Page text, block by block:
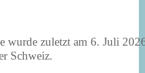
wurde zuletzt am 6. Juli
Schweiz.